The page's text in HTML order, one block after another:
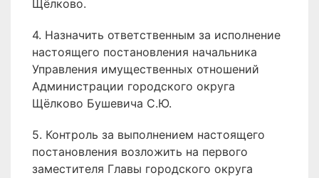
Щёлково.
4. Назначить ответственным за исполнение
настоящего постановления начальника
Управления имущественных отношений
Администрации городского округа
Щёлково Бушевича С.Ю.
5. Контроль за выполнением настоящего
постановления возложить на первого
заместителя Главы городского округа